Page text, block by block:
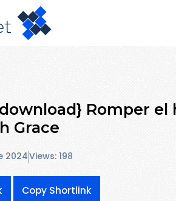
Romper el
Grace
2024Views: 198
Copy Shortlink